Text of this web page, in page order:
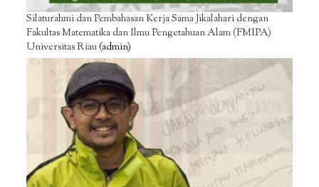
Silaturahmi dan Pembahasan Kerja Sama Jikalahari dengan
Fakultas Matematika dan Ilmu Pengetahuan Alam (FMIPA)
Universitas Riau(admin)